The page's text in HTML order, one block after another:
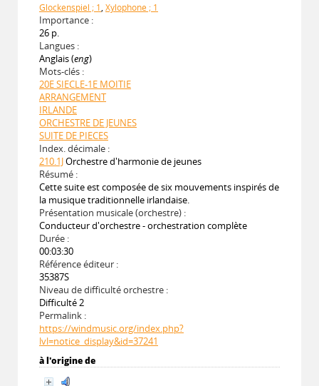
Glockenspiel ; 1, Xylophone ; 1
Importance :
26 p.
Langues :
Anglais (eng)
Mots-clés :
20E SIECLE-1E MOITIE
ARRANGEMENT
IRLANDE
ORCHESTRE DE JEUNES
SUITE DE PIECES
Index. décimale :
210.1JOrchestre d'harmonie de jeunes
Résumé :
Cette suite est composée de six mouvements inspirés de
la musique traditionnelle irlandaise.
Présentation musicale (orchestre) :
Conducteur d'orchestre - orchestration complète
Durée :
00:03:30
Référence éditeur :
35387S
Niveau de difficulté orchestre :
Difficulté 2
Permalink :
https://windmusic.org/index.php?
lvl=notice_display&id=37241
à l'origine de